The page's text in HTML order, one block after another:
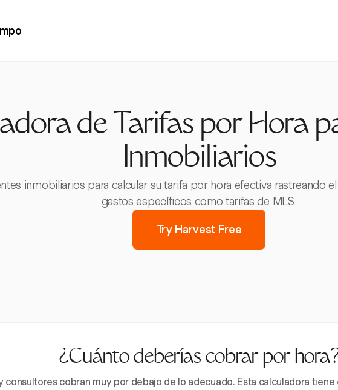
de Tarifas por Hora
Inmobiliarios
inmobiliarios para calcular su tarifa por hora efectiva rastreando
gastos específicos como tarifas de MLS.
Try Harvest Free
¿Cuánto deberías cobrar por
consultores cobran muy por debajo de lo adecuado. Esta calculadora